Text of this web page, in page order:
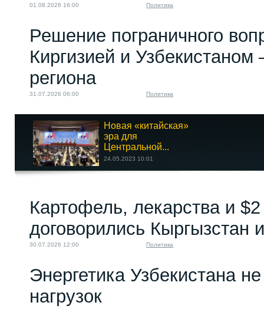
01.08.2026 16:00 Политика
Решение пограничного
Киргизией и Узбекистаном
региона
31.07.2026 06:00 Политика
Новая «китайская»
эра для
Центральной...
24.05.2023 10:01
Кыргызстана: миф
или...
04.05.2023 10:00
Картофель, лекарства и
договорились Кыргызстан
30.07.2026 12:00 Политика
Энергетика Узбекистана
нагрузок